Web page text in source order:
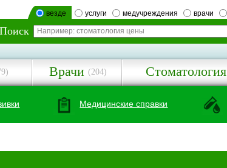
везде услуги медучреждения врачи
Поиск
Врачи (204) Стоматология
Медицинские справки